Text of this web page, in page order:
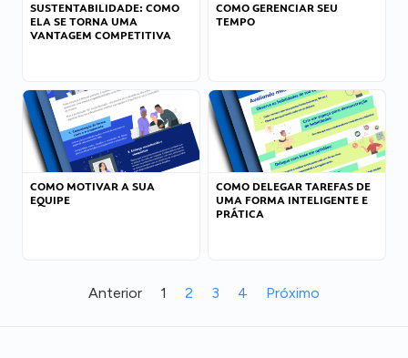
SUSTENTABILIDADE: COMO
ELA SE TORNA UMA
VANTAGEM COMPETITIVA
COMO GERENCIAR SEU
TEMPO
COMO MOTIVAR A SUA
EQUIPE
COMO DELEGAR TAREFAS DE
UMA FORMA INTELIGENTE E
PRÁTICA
Anterior 1 2 3 4 Próximo